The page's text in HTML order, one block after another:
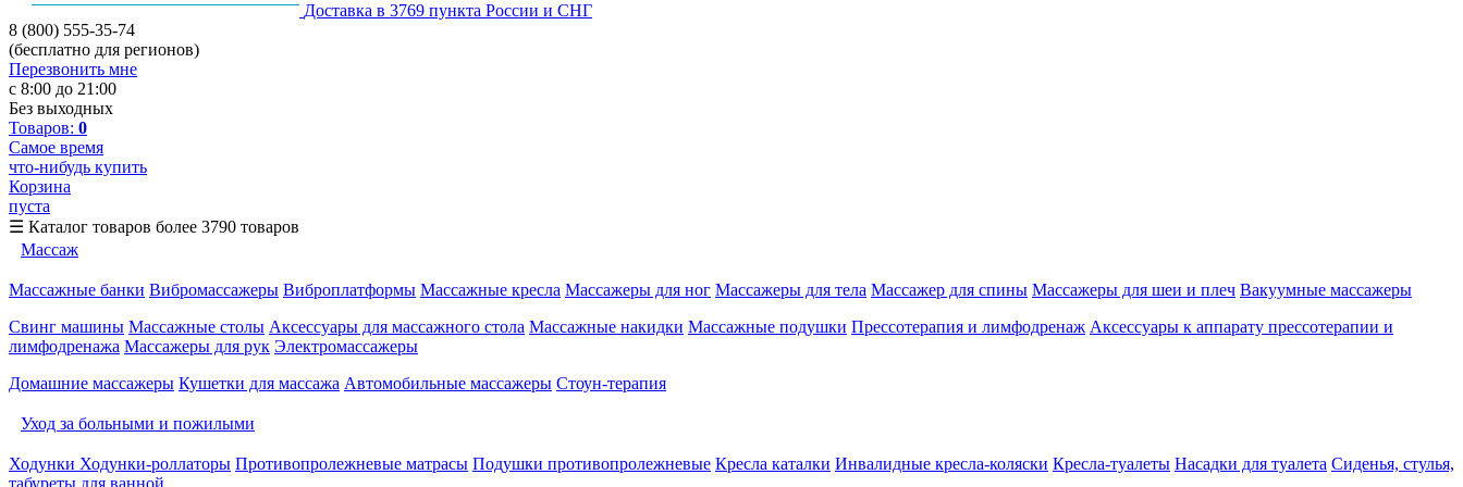
Доставка в 3769 пункта России и СНГ
8 (800) 555-35-74
(бесплатно для регионов)
Перезвонить мне
с 8:00 до 21:00
Без выходных
Товаров: 0
Самое время
что-нибудь купить
Корзина
пуста
☰ Каталог товаров более 3790 товаров
Массаж
Массажные банки Вибромассажеры Виброплатформы Массажные кресла Массажеры для ног Массажеры для тела Массажер для спины Массажеры для шеи и плеч Вакуумные массажеры
Свинг машины Массажные столы Аксессуары для массажного стола Массажные накидки Массажные подушки Прессотерапия и лимфодренаж Аксессуары к аппарату прессотерапии и
лимфодренажа Массажеры для рук Электромассажеры
Домашние массажеры Кушетки для массажа Автомобильные массажеры Стоун-терапия
Уход за больными и пожилыми
Ходунки Ходунки-роллаторы Противопролежневые матрасы Подушки противопролежневые Кресла каталки Инвалидные кресла-коляски Кресла-туалеты Насадки для туалета Сиденья, стулья,
табуреты для ванной